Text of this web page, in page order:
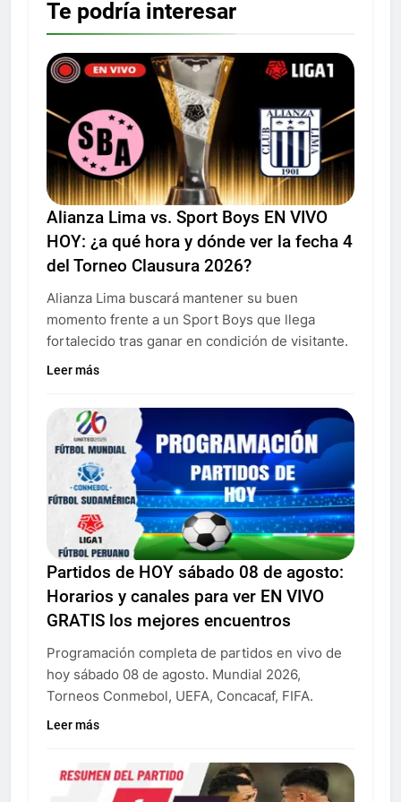
Te podría interesar
Alianza Lima vs. Sport Boys EN VIVO
HOY: ¿a qué hora y dónde ver la fecha 4
del Torneo Clausura 2026?
Alianza Lima buscará mantener su buen
momento frente a un Sport Boys que llega
fortalecido tras ganar en condición de visitante.
Leer más
Partidos de HOY sábado 08 de agosto:
Horarios y canales para ver EN VIVO
GRATIS los mejores encuentros
Programación completa de partidos en vivo de
hoy sábado 08 de agosto. Mundial 2026,
Torneos Conmebol, UEFA, Concacaf, FIFA.
Leer más